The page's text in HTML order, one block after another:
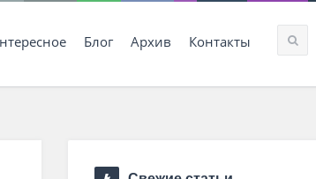
Блог Архив Контакты